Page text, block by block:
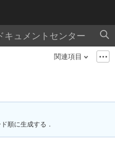
キュメントセンター
関連項目
順に生成する．